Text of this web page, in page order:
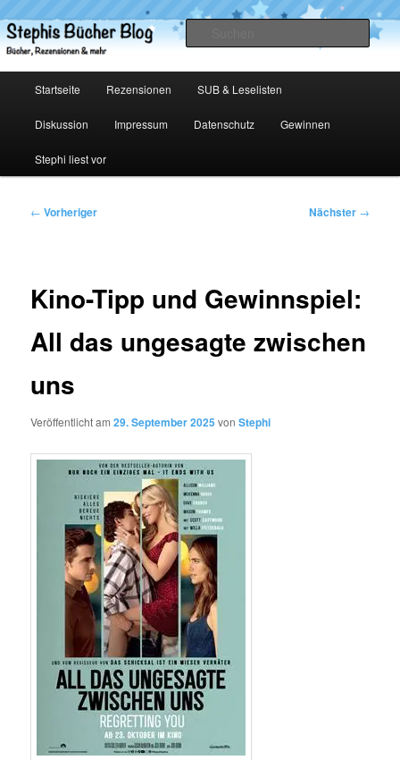
primären
Inhalt
Stephis Bücher Blog
Startseite Rezensionen SUB & Leselisten
Diskussion Impressum Datenschutz Gewinnen
Stephi liest vor
Beitragsnavigation
← Vorheriger Nächster →
Kino-Tipp und Gewinnspiel:
All das ungesagte zwischen
uns
Veröffentlicht am29. September 2025 vonStephi